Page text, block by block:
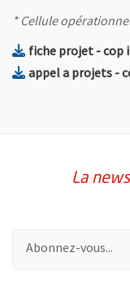
* Cellule
fiche projet - cop
appel a projets -
La